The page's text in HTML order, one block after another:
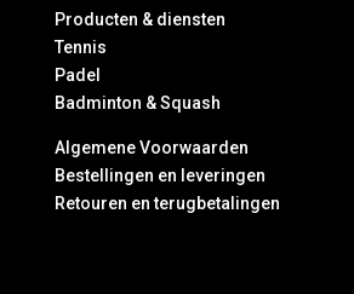
Producten & diensten
Tennis
Padel
Badminton & Squash
Algemene Voorwaarden
Bestellingen en leveringen
Retouren en terugbetalingen